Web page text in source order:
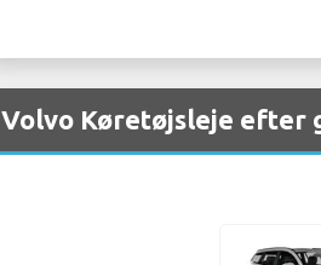
Volvo Køretøjsleje efter